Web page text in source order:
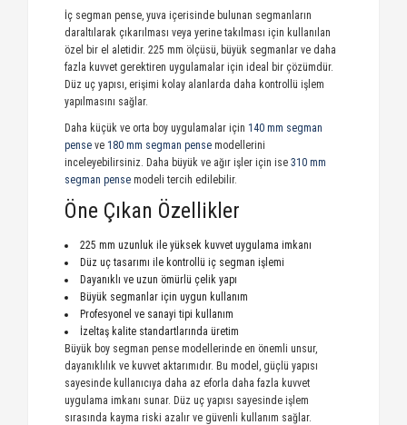
İç segman pense, yuva içerisinde bulunan segmanların
daraltılarak çıkarılması veya yerine takılması için kullanılan
özel bir el aletidir. 225 mm ölçüsü, büyük segmanlar ve daha
fazla kuvvet gerektiren uygulamalar için ideal bir çözümdür.
Düz uç yapısı, erişimi kolay alanlarda daha kontrollü işlem
yapılmasını sağlar.
Daha küçük ve orta boy uygulamalar için 140 mm segman
pense ve 180 mm segman pense modellerini
inceleyebilirsiniz. Daha büyük ve ağır işler için ise 310 mm
segman pense modeli tercih edilebilir.
Öne Çıkan Özellikler
225 mm uzunluk ile yüksek kuvvet uygulama imkanı
Düz uç tasarımı ile kontrollü iç segman işlemi
Dayanıklı ve uzun ömürlü çelik yapı
Büyük segmanlar için uygun kullanım
Profesyonel ve sanayi tipi kullanım
İzeltaş kalite standartlarında üretim
Büyük boy segman pense modellerinde en önemli unsur,
dayanıklılık ve kuvvet aktarımıdır. Bu model, güçlü yapısı
sayesinde kullanıcıya daha az eforla daha fazla kuvvet
uygulama imkanı sunar. Düz uç yapısı sayesinde işlem
sırasında kayma riski azalır ve güvenli kullanım sağlar.